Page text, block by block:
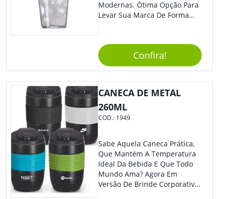
Modernas. Ótima Opção Para
Levar Sua Marca De Forma
Reuniões Corporativas Ou Até
Mesmo Para Presentear
Colaboradores E Parceiros De
Confira!
CANECA DE METAL
260ML
COD.: 1949
Sabe Aquela Caneca Prática,
Que Mantém A Temperatura
Ideal Da Bebida E Que Todo
Mundo Ama? Agora Em
Versão De Brinde Corporativo